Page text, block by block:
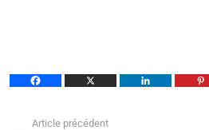
Article précédent